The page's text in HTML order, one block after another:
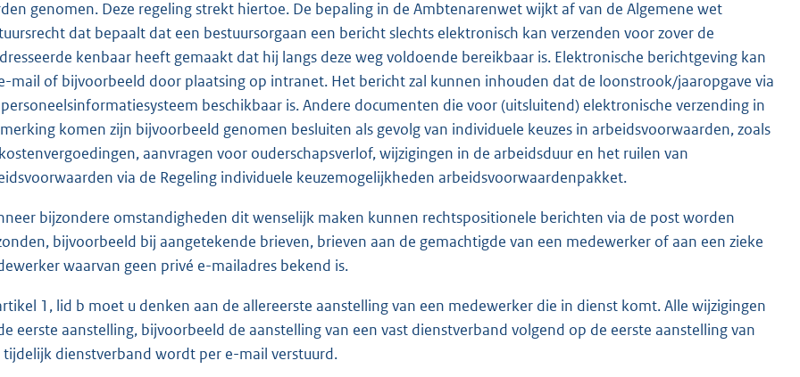
genomen. Deze regeling strekt hiertoe. De bepaling in de Ambtenarenwet wijkt af van de Algemene wet
dat bepaalt dat een bestuursorgaan een bericht slechts elektronisch kan verzenden voor zover de
kenbaar heeft gemaakt dat hij langs deze weg voldoende bereikbaar is. Elektronische berichtgeving kan
mail of bijvoorbeeld door plaatsing op intranet. Het bericht zal kunnen inhouden dat de loonstrook/jaaropgave via
beschikbaar is. Andere documenten die voor (uitsluitend) elektronische verzending in
komen zijn bijvoorbeeld genomen besluiten als gevolg van individuele keuzes in arbeidsvoorwaarden, zoals
aanvragen voor ouderschapsverlof, wijzigingen in de arbeidsduur en het ruilen van
via de Regeling individuele keuzemogelijkheden arbeidsvoorwaardenpakket.
bijzondere omstandigheden dit wenselijk maken kunnen rechtspositionele berichten via de post worden
bijvoorbeeld bij aangetekende brieven, brieven aan de gemachtigde van een medewerker of aan een zieke
waarvan geen privé e-mailadres bekend is.
1, lid b moet u denken aan de allereerste aanstelling van een medewerker die in dienst komt. Alle wijzigingen
eerste aanstelling, bijvoorbeeld de aanstelling van een vast dienstverband volgend op de eerste aanstelling van
tijdelijk dienstverband wordt per e-mail verstuurd.